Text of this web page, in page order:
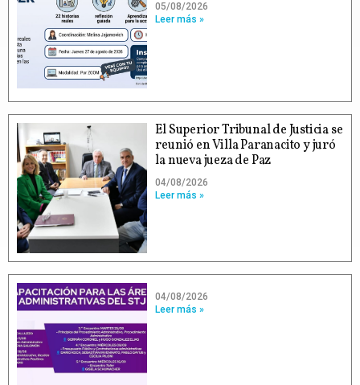
05/08/2026
Leer más »
El Superior Tribunal de Justicia se
reunió en Villa Paranacito y juró
la nueva jueza de Paz
04/08/2026
Leer más »
04/08/2026
Leer más »